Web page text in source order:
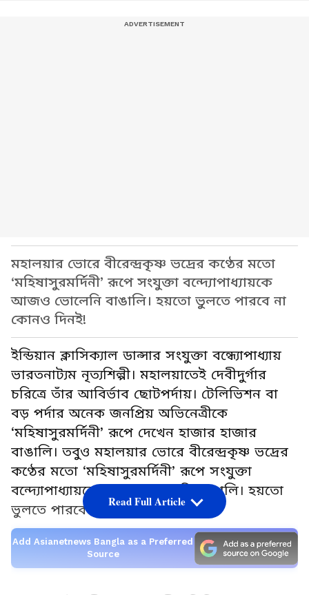
মহালয়ার ভোরে বীরেন্দ্রকৃষ্ণ ভদ্রের কণ্ঠের মতো
‘মহিষাসুরমর্দিনী’ রূপে সংযুক্তা বন্দ্যোপাধ্যায়কে
আজও ভোলেনি বাঙালি। হয়তো ভুলতে পারবে না
কোনও দিনই!
ইন্ডিয়ান ক্লাসিক্যাল ডান্সার সংযুক্তা বন্ধ্যোপাধ্যায়
ভারতনাট্যম নৃত্যশিল্পী। মহালয়াতেই দেবীদুর্গার
চরিত্রে তাঁর আবির্ভাব ছোটপর্দায়। টেলিভিশন বা
বড় পর্দার অনেক জনপ্রিয় অভিনেত্রীকে
‘মহিষাসুরমর্দিনী’ রূপে দেখেন হাজার হাজার
বাঙালি। তবুও মহালয়ার ভোরে বীরেন্দ্রকৃষ্ণ ভদ্রের
কণ্ঠের মতো ‘মহিষাসুরমর্দিনী’ রূপে সংযুক্তা
বন্দ্যোপাধ্যায়কে আজও ভোলেনি বাঙালি। হয়তো
ভুলতে পারবে না কোনও দিনই!
Add Asianetnews Bangla as a Preferred
Source
Read Full Article